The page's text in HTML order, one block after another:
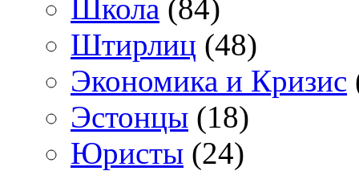
Школа (84)
Штирлиц (48)
Экономика и Кризис
Эстонцы (18)
Юристы (24)